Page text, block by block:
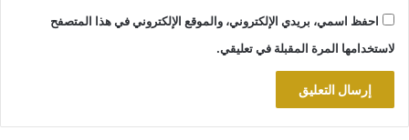
احفظ اسمي، بريدي الإلكتروني، والموقع الإلكتروني في هذا المتصفح
لاستخدامها المرة المقبلة في تعليقي.